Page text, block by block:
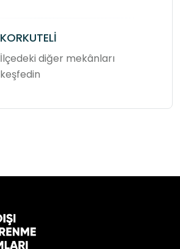
KORKUTELİ
İlçedeki diğer mekânları
keşfedin